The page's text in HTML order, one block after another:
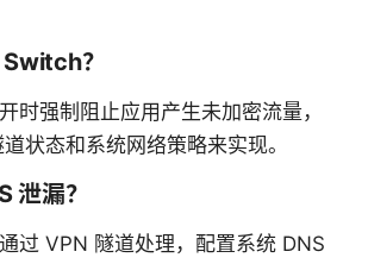
？
时强制阻止应用产生未加密流量，
状态和系统网络策略来实现。
泄漏？
过 VPN 隧道处理，配置系统 DNS